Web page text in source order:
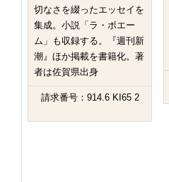
切なさを綴ったエッセイを
集成。小説「ラ・ボエー
ム」も収録する。『週刊新
潮』ほか掲載を書籍化。著
者は佐賀県出身
請求番号：914.6 KI65 2